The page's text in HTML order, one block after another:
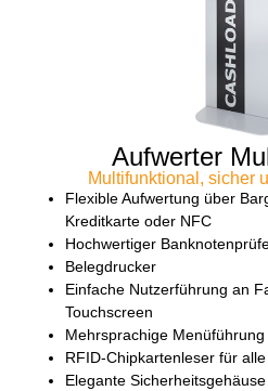
Aufwerter
Multifunktional, sicher
Flexible Aufwertung über
Kreditkarte oder NFC
Hochwertiger
Belegdrucker
Einfache Nutzerführung an
Touchscreen
Mehrsprachige
RFID-Chipkartenleser für
Elegante